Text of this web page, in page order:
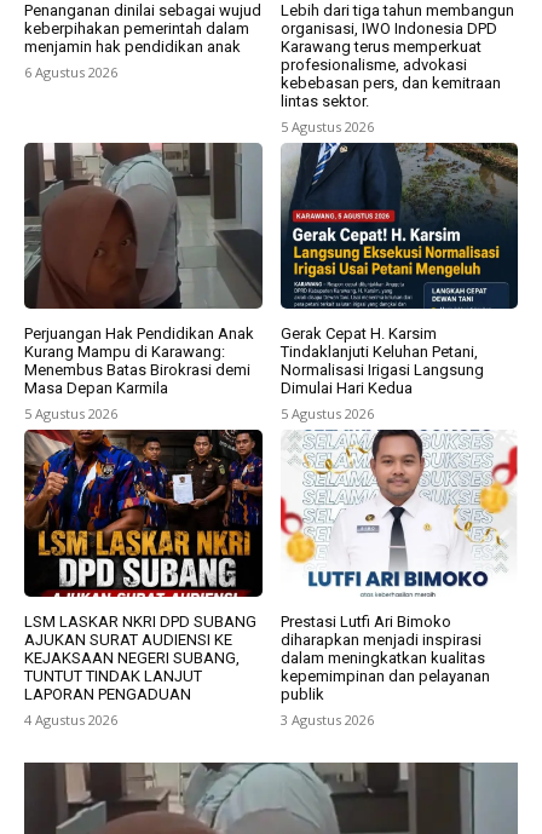
Penanganan dinilai sebagai wujud
keberpihakan pemerintah dalam
menjamin hak pendidikan anak
6 Agustus 2026
Lebih dari tiga tahun membangun
organisasi, IWO Indonesia DPD
Karawang terus memperkuat
profesionalisme, advokasi
kebebasan pers, dan kemitraan
lintas sektor.
5 Agustus 2026
Perjuangan Hak Pendidikan Anak
Kurang Mampu di Karawang:
Menembus Batas Birokrasi demi
Masa Depan Karmila
5 Agustus 2026
Gerak Cepat H. Karsim
Tindaklanjuti Keluhan Petani,
Normalisasi Irigasi Langsung
Dimulai Hari Kedua
5 Agustus 2026
LSM LASKAR NKRI DPD SUBANG
AJUKAN SURAT AUDIENSI KE
KEJAKSAAN NEGERI SUBANG,
TUNTUT TINDAK LANJUT
LAPORAN PENGADUAN
4 Agustus 2026
Prestasi Lutfi Ari Bimoko
diharapkan menjadi inspirasi
dalam meningkatkan kualitas
kepemimpinan dan pelayanan
publik
3 Agustus 2026